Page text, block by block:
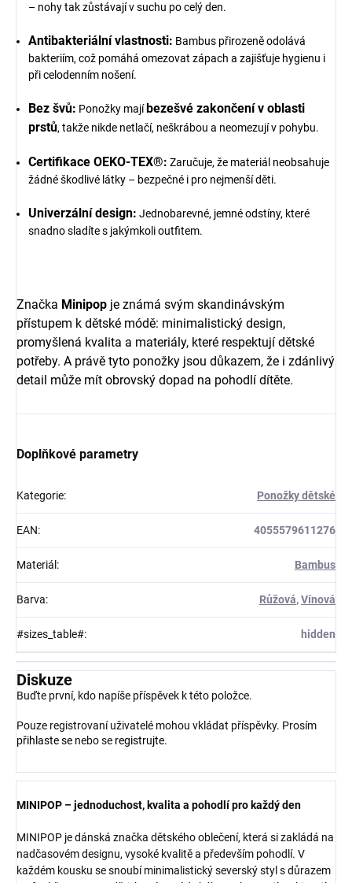
– nohy tak zůstávají v suchu po celý den.
Antibakteriální vlastnosti: Bambus přirozeně odolává
bakteriím, což pomáhá omezovat zápach a zajišťuje hygienu i
při celodenním nošení.
Bez švů: Ponožky majíbezešvé zakončení v oblasti
prstů, takže nikde netlačí, neškrábou a neomezují v pohybu.
Certifikace OEKO-TEX®: Zaručuje, že materiál neobsahuje
žádné škodlivé látky – bezpečné i pro nejmenší děti.
Univerzální design: Jednobarevné, jemné odstíny, které
snadno sladíte s jakýmkoli outfitem.
Značka Minipop je známá svým skandinávským
přístupem k dětské módě: minimalistický design,
promyšlená kvalita a materiály, které respektují dětské
potřeby. A právě tyto ponožky jsou důkazem, že i zdánlivý
detail může mít obrovský dopad na pohodlí dítěte.
Doplňkové parametry
Kategorie: Ponožky dětské
EAN: 4055579611276
Materiál : Bambus
Barva: Růžová,Vínová
#sizes_table#: hidden
Diskuze
Buďte první, kdo napíše příspěvek k této položce.
Pouze registrovaní uživatelé mohou vkládat příspěvky. Prosím
přihlaste se nebo se registrujte.
MINIPOP – jednoduchost, kvalita a pohodlí pro každý den
MINIPOP je dánská značka dětského oblečení, která si zakládá na
nadčasovém designu, vysoké kvalitě a především pohodlí. V
každém kousku se snoubí minimalistický severský styl s důrazem